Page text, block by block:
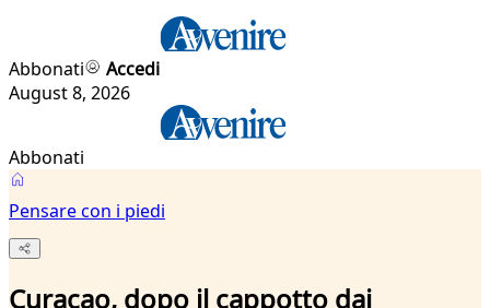
Abbonati
Accedi
August 8, 2026
Abbonati
Pensare con i piedi
Curaçao, dopo il cappotto dai